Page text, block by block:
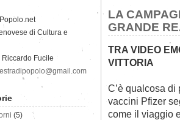
LA
GRANDE
TRA VIDEO
VITTORIA
C’è qualcosa
vaccini Pfizer
come il viaggio
di Cultura e
Riccardo Fucile
(5)